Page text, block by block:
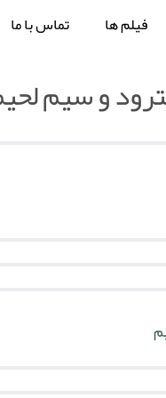
فیلم ها تماس با ما
و سیم